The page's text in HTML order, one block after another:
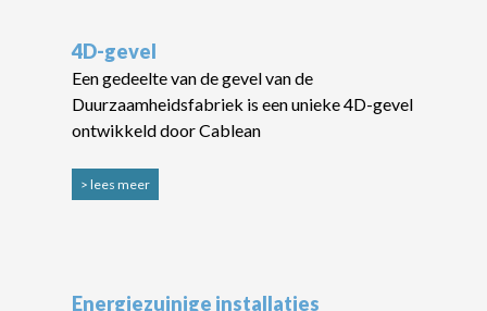
4D-gevel
Een gedeelte van de gevel van de
Duurzaamheidsfabriek is een unieke 4D-gevel
ontwikkeld door Cablean
> lees meer
Energiezuinige installaties